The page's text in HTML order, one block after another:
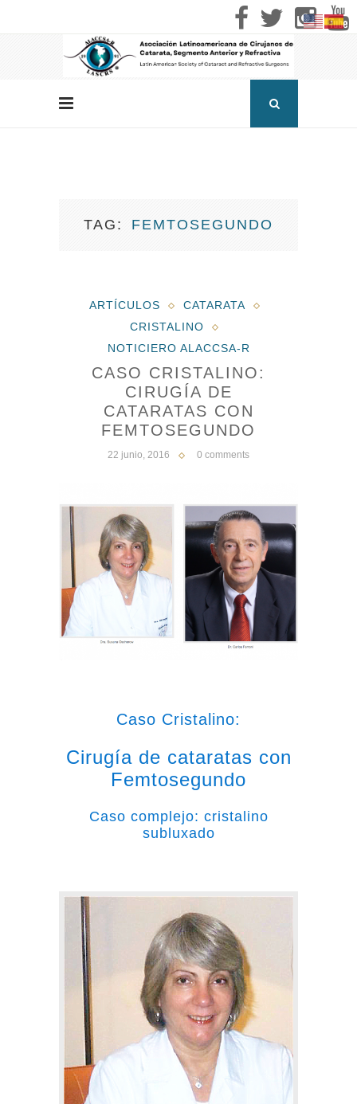
TAG FEMTOSEGUNDO
ARTÍCULOS
CATARATA
CRISTALINO
NOTICIERO ALACCSA-R
CASO CRISTALINO:
CIRUGÍA DE
CATARATAS CON
FEMTOSEGUNDO
22 junio, 2016 0 comments
Caso Cristalino:
Cirugía de cataratas con
Femtosegundo
Caso complejo: cristalino
subluxado